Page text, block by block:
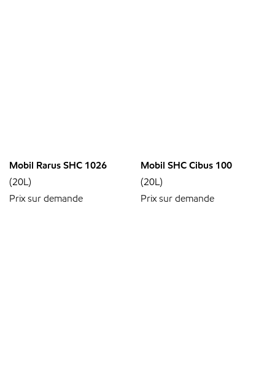
Mobil Rarus SHC 1026
(20L)
Prix sur demande
Mobil SHC Cibus 100
(20L)
Prix sur demande